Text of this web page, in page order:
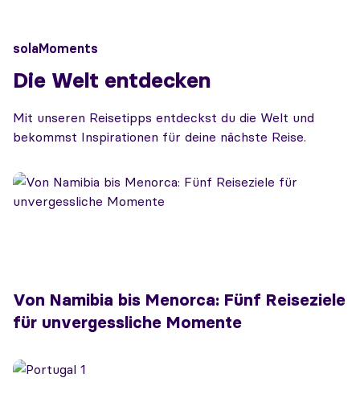
solaMoments
Die Welt entdecken
Mit unseren Reisetipps entdeckst du die Welt und
bekommst Inspirationen für deine nächste Reise.
Von Namibia bis Menorca: Fünf Reiseziele
für unvergessliche Momente